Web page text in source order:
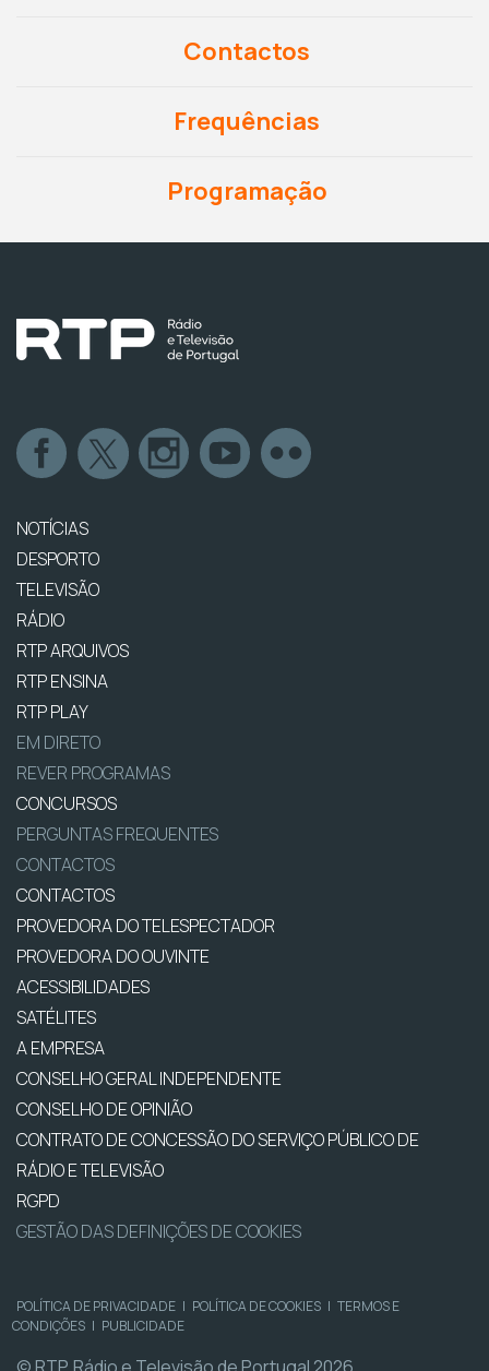
Contactos
Frequências
Programação
NOTÍCIAS
DESPORTO
TELEVISÃO
RÁDIO
RTP ARQUIVOS
RTP ENSINA
RTP PLAY
EM DIRETO
REVER PROGRAMAS
CONCURSOS
PERGUNTAS FREQUENTES
CONTACTOS
CONTACTOS
PROVEDORA DO TELESPECTADOR
PROVEDORA DO OUVINTE
ACESSIBILIDADES
SATÉLITES
A EMPRESA
CONSELHO GERAL INDEPENDENTE
CONSELHO DE OPINIÃO
CONTRATO DE CONCESSÃO DO SERVIÇO PÚBLICO DE
RÁDIO E TELEVISÃO
RGPD
GESTÃO DAS DEFINIÇÕES DE COOKIES
POLÍTICA DE PRIVACIDADE | POLÍTICA DE COOKIES | TERMOS E
CONDIÇÕES | PUBLICIDADE